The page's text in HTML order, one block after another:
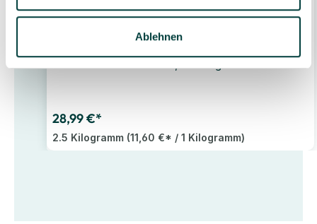
Ablehnen
28,99 €*
2.5 Kilogramm (11,60 €* / 1 Kilogramm)